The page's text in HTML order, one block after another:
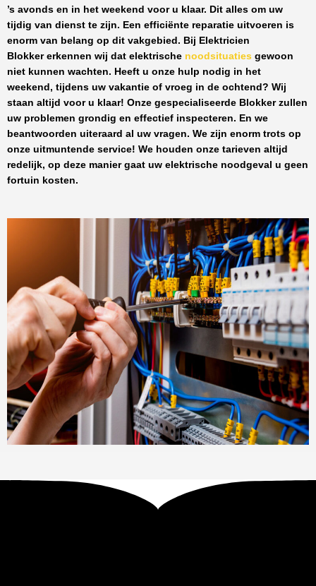
’s avonds en in het weekend voor u klaar. Dit alles om uw
tijdig van dienst te zijn. Een efficiënte reparatie uitvoeren is
enorm van belang op dit vakgebied. Bij Elektricien
Blokkererkennen wij dat elektrische noodsituaties gewoon
niet kunnen wachten. Heeft u onze hulp nodig in het
weekend, tijdens uw vakantie of vroeg in de ochtend? Wij
staan altijd voor u klaar! Onze gespecialiseerde Blokkerzullen
uw problemen grondig en effectief inspecteren. En we
beantwoorden uiteraard al uw vragen. We zijn enorm trots op
onze uitmuntende service! We houden onze tarieven altijd
redelijk, op deze manier gaat uw elektrische noodgeval u geen
fortuin kosten.